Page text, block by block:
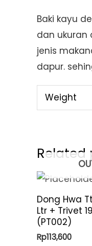
Baki kayu
dan ukuran
jenis
dapur.
Weight
Dong Hwa
Ltr + Trivet
(PT002)
Rp113,600